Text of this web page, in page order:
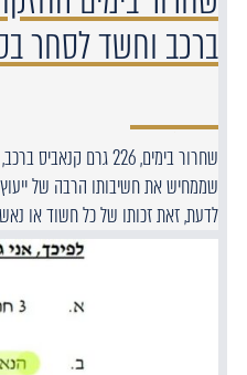
ברכב וחשד לסחר
שחרור בימים, 226 גרם
שממחיש את חשיבותו הרבה של
לדעת, זאת זכותו של כל חשוד או